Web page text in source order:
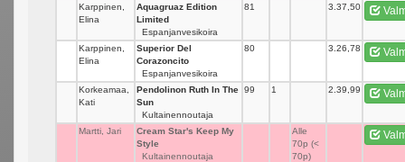
Karppinen,
Elina
Aquagruaz Edition
Limited
Espanjanvesikoira
81 3.37,50
Karppinen,
Elina
Superior Del
Corazoncito
Espanjanvesikoira
80 3.26,78
Korkeamaa,
Kati
Pendolinon Ruth In The
Sun
Kultainennoutaja
99 1 2.39,99
Martti, Jari
Cream Star's Keep My
Style
Kultainennoutaja
Alle
70p (<
70p)